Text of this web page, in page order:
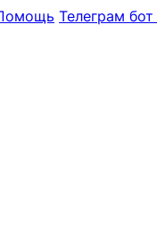
Телеграм бот